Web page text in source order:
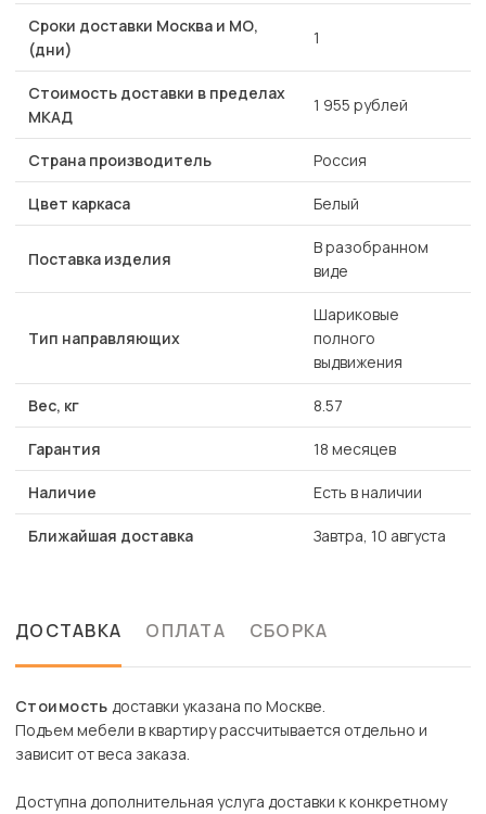
Сроки доставки Москва и МО,
(дни)
1
Стоимость доставки в пределах
МКАД
1 955 рублей
Страна производитель Россия
Цвет каркаса Белый
Поставка изделия
В разобранном
виде
Тип направляющих
Шариковые
полного
выдвижения
Вес, кг 8.57
Гарантия 18 месяцев
Наличие Есть в наличии
Ближайшая доставка Завтра, 10 августа
ДОСТАВКА ОПЛАТА СБОРКА
Стоимость доставки указана по Москве.
Подъем мебели в квартиру рассчитывается отдельно и
зависит от веса заказа.
Доступна дополнительная услуга доставки к конкретному